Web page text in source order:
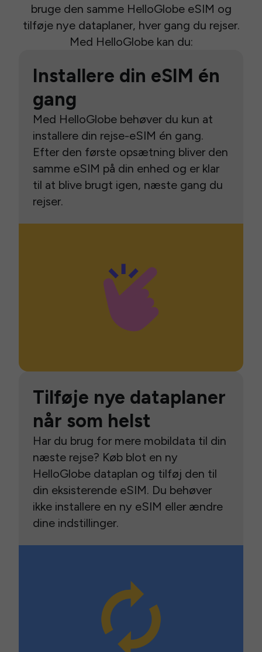
bruge den samme HelloGlobe eSIM og
tilføje nye dataplaner, hver gang du rejser.
Med HelloGlobe kan du:
Installere din eSIM én
gang
Med HelloGlobe behøver du kun at
installere din rejse-eSIM én gang.
Efter den første opsætning bliver den
samme eSIM på din enhed og er klar
til at blive brugt igen, næste gang du
rejser.
Tilføje nye dataplaner
når som helst
Har du brug for mere mobildata til din
næste rejse? Køb blot en ny
HelloGlobe dataplan og tilføj den til
din eksisterende eSIM. Du behøver
ikke installere en ny eSIM eller ændre
dine indstillinger.